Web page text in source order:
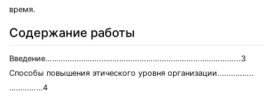
время.
Содержание работы
Введение…………………………………………………………………………...3
Способы повышения этического уровня организации..…………..
……………4